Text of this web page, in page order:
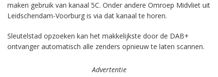
maken gebruik van kanaal 5C. Onder andere Omroep Midvliet uit
Leidschendam-Voorburg is via dat kanaal te horen.
Sleutelstad opzoeken kan het makkelijkste door de DAB+
ontvanger automatisch alle zenders opnieuw te laten scannen.
Advertentie